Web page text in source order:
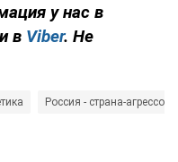
у нас в
в Viber. Не
Россия - страна-агрессор